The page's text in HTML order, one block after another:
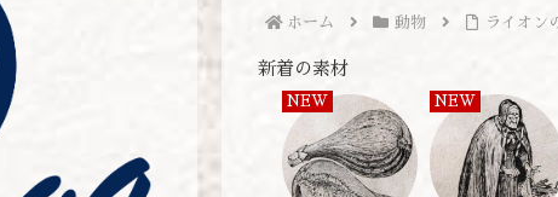
ホーム 動物 ライオン
新着の素材